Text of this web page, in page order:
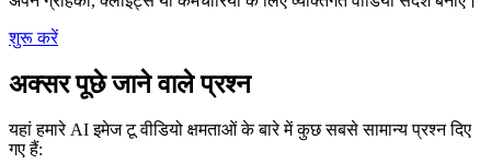
शुरू करें
अक्सर पूछे जाने वाले प्रश्न
यहां हमारे AI इमेज टू वीडियो क्षमताओं के बारे में कुछ सबसे सामान्य प्रश्न दिए
गए हैं: